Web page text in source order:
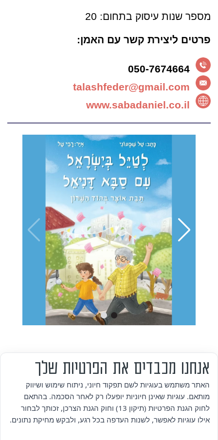
מספר שנות עיסוק בתחום: 20
פרטים ליצירת קשר עם האמן:
050-7674664
talashfeder@gmail.com
www.sabadaniel.co.il
אזור אישי
מדיניות פרטיות
אנחנו מכבדים את הפרטיות שלך
האתר משתמש בעוגיות לשם תפקוד חיוני, ניתוח שימוש ושיווק
מותאם. עוגיות שאינן חיוניות יופעלו רק לאחר הסכמה. בהתאם
לחוק הגנת הפרטיות (תיקון 13) וחוק הגנת הצרכן, זכותך לבחור
אילו עוגיות לאפשר, לשנות העדפה בכל רגע, ולבקש מחיקת נתונים.